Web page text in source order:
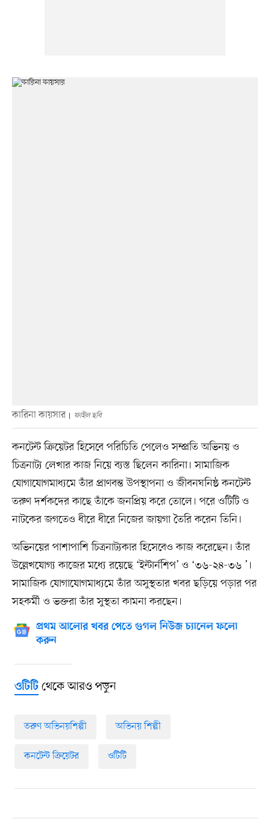
কারিনা কায়সার ফাইল ছবি
কনটেন্ট ক্রিয়েটর হিসেবে পরিচিতি পেলেও সম্প্রতি অভিনয় ও
চিত্রনাট্য লেখার কাজ নিয়ে ব্যস্ত ছিলেন কারিনা। সামাজিক
যোগাযোগমাধ্যমে তাঁর প্রাণবন্ত উপস্থাপনা ও জীবনঘনিষ্ঠ কনটেন্ট
তরুণ দর্শকদের কাছে তাঁকে জনপ্রিয় করে তোলে। পরে ওটিটি ও
নাটকের জগতেও ধীরে ধীরে নিজের জায়গা তৈরি করেন তিনি।
অভিনয়ের পাশাপাশি চিত্রনাট্যকার হিসেবেও কাজ করেছেন। তাঁর
উল্লেখযোগ্য কাজের মধ্যে রয়েছে ‘ইন্টার্নশিপ’ ও ‘৩৬-২৪-৩৬ ’।
সামাজিক যোগাযোগমাধ্যমে তাঁর অসুস্থতার খবর ছড়িয়ে পড়ার পর
সহকর্মী ও ভক্তরা তাঁর সুস্থতা কামনা করছেন।
প্রথম আলোর খবর পেতে গুগল নিউজ চ্যানেল ফলো
করুন
ওটিটিথেকে আরও পড়ুন
তরুণ অভিনয়শিল্পী অভিনয় শিল্পী
কনটেন্ট ক্রিয়েটর ওটিটি